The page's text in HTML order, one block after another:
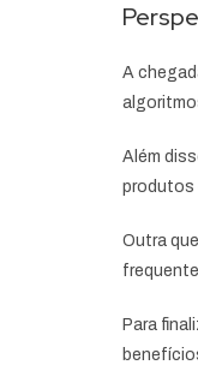
A
Além
produtos
Outra
Para